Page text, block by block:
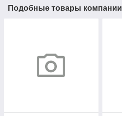
Подобные товары компании